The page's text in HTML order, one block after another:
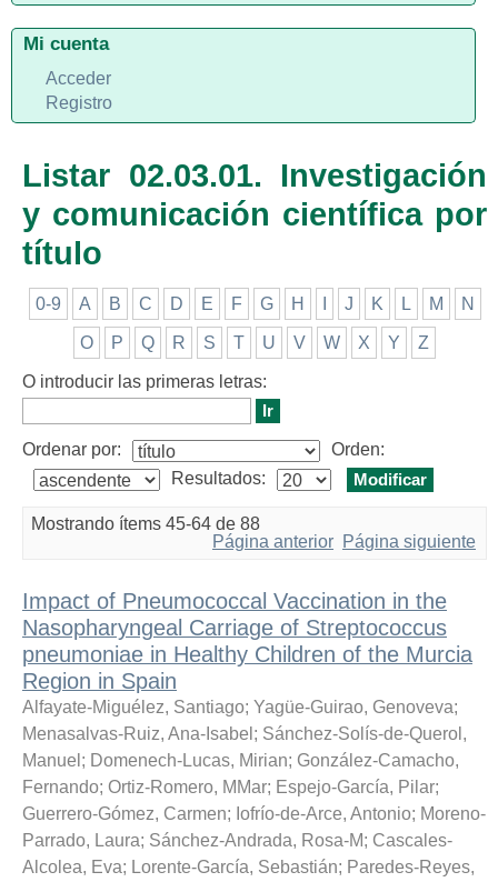
Listar 02.03.01. Investigación
y comunicación científica por
título
0-9 A B C D E F G H J K L M N
O P Q R S T U V W X Y Z
O introducir las primeras letras:
Ordenar por:
Orden:
Resultados:
Mostrando ítems 45-64 de 88
Página anterior Página siguiente
Impact of Pneumococcal Vaccination in the
Nasopharyngeal Carriage of Streptococcus
pneumoniae in Healthy Children of the Murcia
Region in Spain
Alfayate-Miguélez, Santiago; Yagüe-Guirao, Genoveva;
Menasalvas-Ruiz, Ana-Isabel ; Sánchez-Solís-de-Querol,
Manuel ; Domenech-Lucas, Mirian; González-Camacho,
Fernando; Ortiz-Romero, MMar; Espejo-García, Pilar;
Guerrero-Gómez, Carmen; Iofrío-de-Arce, Antonio; Moreno-
Parrado, Laura; Sánchez-Andrada, Rosa-M; Cascales-
Alcolea, Eva; Lorente-García, Sebastián; Paredes-Reyes,
Mi cuenta
Acceder
Registro